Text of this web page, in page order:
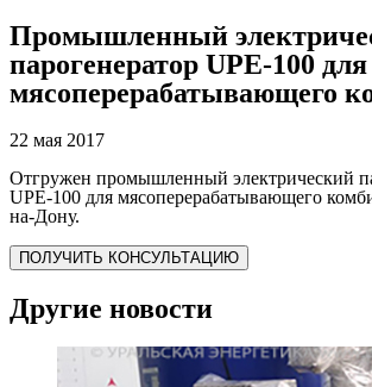
Промышленный
парогенератор UPE-100 для
мясоперерабатывающего
22 мая 2017
Отгружен промышленный электрический
UPE-100 для мясоперерабатывающего
на-Дону.
ПОЛУЧИТЬ КОНСУЛЬТАЦИЮ
Другие новости